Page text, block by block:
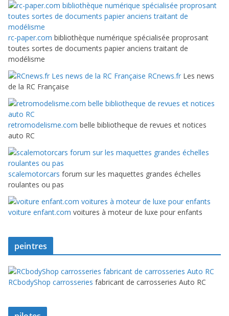
rc-paper.com bibliothèque numérique spécialisée proprosant
toutes sortes de documents papier anciens traitant de
modélisme
RCnews.fr Les news
de la RC Française
retromodelisme.com belle bibliotheque de revues et notices
auto RC
scalemotorcars forum sur les maquettes grandes échelles
roulantes ou pas
voiture enfant.com voitures à moteur de luxe pour enfants
peintres
RCbodyShop carrosseries fabricant de carrosseries Auto RC